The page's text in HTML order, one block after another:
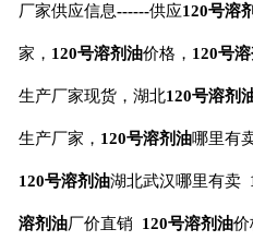
厂家供应信息------供应120号溶
家， 120号溶剂油价格， 120号
生产厂家现货，湖北120号溶剂
生产厂家， 120号溶剂油哪里有
120号溶剂油湖北武汉哪里有卖
溶剂油厂价直销 120号溶剂油价